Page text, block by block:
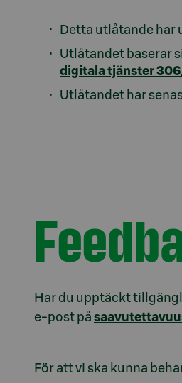
Detta utlåtande har
Utlåtandet baserar
digitala tjänster
Utlåtandet har
Har du upptäckt
e-post på
För att vi ska kunna